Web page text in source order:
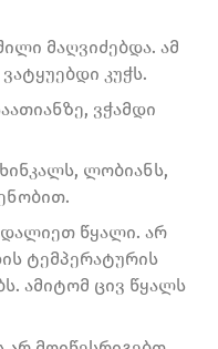
მაღვიძებდა. ამ
კუჭს.
ვჭამდი
ლობიანს,
წყალი. არ
ტემპერატურის
ამიტომ ცივ წყალს